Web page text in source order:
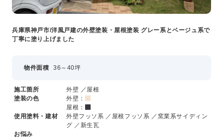
メッセージ
仕事紹介
キャリア形成
新卒採用
ニュース
兵庫県神戸市/洋風戸建の外壁塗装・屋根塗装 グレー系とベージュ系で
丁寧に塗り上げました
物件面積 36～40坪
施工箇所
外壁 ／屋根
塗装の色
外壁：
屋根：
使用塗料・建材
外壁フッソ系 ／屋根フッソ系 ／窯業系サイディン
グ ／新生瓦
お悩み